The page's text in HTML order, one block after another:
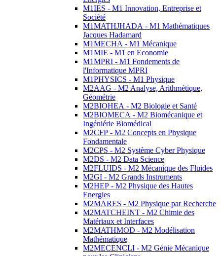
M1IES - M1 Innovation, Entreprise et
Société
M1MATHJHADA - M1 Mathématiques
Jacques Hadamard
M1MECHA - M1 Mécanique
M1MIE - M1 en Economie
M1MPRI - M1 Fondements de
l'Informatique MPRI
M1PHYSICS - M1 Physique
M2AAG - M2 Analyse, Arithmétique,
Géométrie
M2BIOHEA - M2 Biologie et Santé
M2BIOMECA - M2 Biomécanique et
Ingéniérie Biomédical
M2CFP - M2 Concepts en Physique
Fondamentale
M2CPS - M2 Système Cyber Physique
M2DS - M2 Data Science
M2FLUIDS - M2 Mécanique des Fluides
M2GI - M2 Grands Instruments
M2HEP - M2 Physique des Hautes
Energies
M2MARES - M2 Physique par Recherche
M2MATCHEINT - M2 Chimie des
Matériaux et Interfaces
M2MATHMOD - M2 Modélisation
Mathématique
M2MECENCLI - M2 Génie Mécanique